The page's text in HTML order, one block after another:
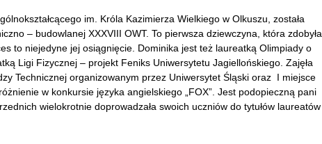
im. Króla Kazimierza Wielkiego w Olkuszu, została
– budowlanej XXXVIII OWT. To pierwsza dziewczyna, która zdobyła
to niejedyne jej osiągnięcie. Dominika jest też laureatką Olimpiady o
Ligi Fizycznej – projekt Feniks Uniwersytetu Jagiellońskiego. Zajęła
Technicznej organizowanym przez Uniwersytet Śląski oraz I miejsce
w konkursie języka angielskiego „FOX”. Jest podopieczną pani
wielokrotnie doprowadzała swoich uczniów do tytułów laureatów